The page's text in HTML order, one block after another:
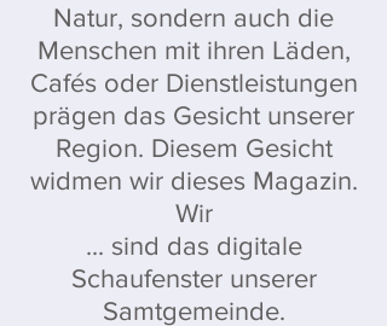
Natur, sondern auch die
Menschen mit ihren Läden,
Cafés oder Dienstleistungen
prägen das Gesicht unserer
Region. Diesem Gesicht
widmen wir dieses Magazin.
Wir
... sind das digitale
Schaufenster unserer
Samtgemeinde.